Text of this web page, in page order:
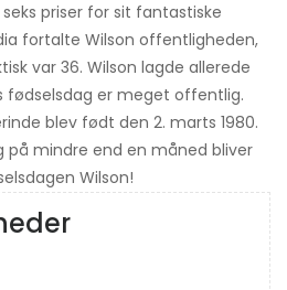
priser for sit fantastiske
fortalte Wilson offentligheden,
var 36. Wilson lagde allerede
fødselsdag er meget offentlig.
blev født den 2. marts 1980.
på mindre end en måned bliver
Wilson!